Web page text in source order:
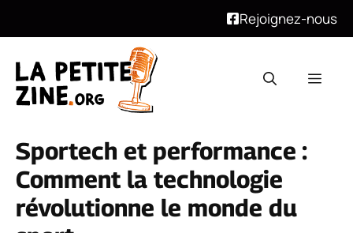
Rejoignez-nous
contenu
Sportech et performance :
Comment la technologie
révolutionne le monde du